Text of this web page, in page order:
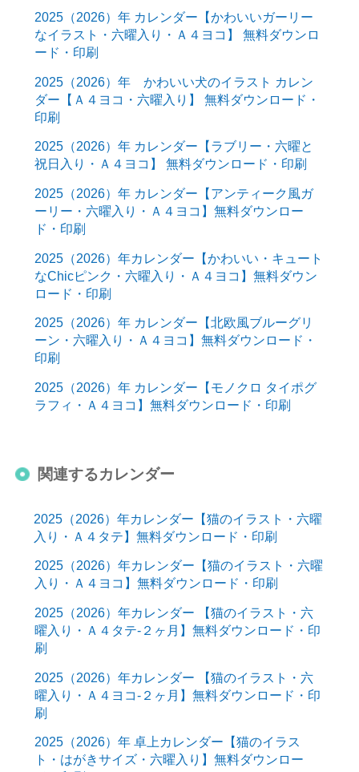
2025（2026）年 カレンダー【かわいいガーリー
なイラスト・六曜入り・Ａ４ヨコ】 無料ダウンロ
ード・印刷
2025（2026）年 かわいい犬のイラスト カレン
ダー【Ａ４ヨコ・六曜入り】 無料ダウンロード・
印刷
2025（2026）年 カレンダー【ラブリー・六曜と
祝日入り・Ａ４ヨコ】 無料ダウンロード・印刷
2025（2026）年 カレンダー【アンティーク風ガ
ーリー・六曜入り・Ａ４ヨコ】無料ダウンロー
ド・印刷
2025（2026）年カレンダー【かわいい・キュート
なChicピンク・六曜入り・Ａ４ヨコ】無料ダウン
ロード・印刷
2025（2026）年 カレンダー【北欧風ブルーグリ
ーン・六曜入り・Ａ４ヨコ】無料ダウンロード・
印刷
2025（2026）年 カレンダー【モノクロ タイポグ
ラフィ・Ａ４ヨコ】無料ダウンロード・印刷
関連するカレンダー
2025（2026）年カレンダー【猫のイラスト・六曜
入り・Ａ４タテ】無料ダウンロード・印刷
2025（2026）年カレンダー【猫のイラスト・六曜
入り・Ａ４ヨコ】無料ダウンロード・印刷
2025（2026）年カレンダー 【猫のイラスト・六
曜入り・Ａ４タテ-２ヶ月】無料ダウンロード・印
刷
2025（2026）年カレンダー 【猫のイラスト・六
曜入り・Ａ４ヨコ-２ヶ月】無料ダウンロード・印
刷
2025（2026）年 卓上カレンダー【猫のイラス
ト・はがきサイズ・六曜入り】無料ダウンロー